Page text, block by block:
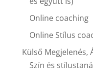
Online coaching
Online Stílus
Külső Megjelenés,
Szín és